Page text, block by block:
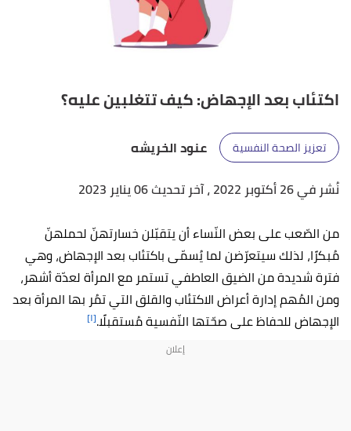
اكتئاب بعد الإجهاض: كيف تتغلبين عليه؟
تعزيز الصحة النفسية
عنود الخريشه
نُشر في 26 أكتوبر 2022
، آخر تحديث 06 يناير 2023
من الصّعب على بعض النّساء أن يتقبّلن خسارتهنّ لحملهنّ
مُبكرًا، لذلك سيتعرّضن لما يُسمّى باكتئاب بعد الإجهاض، وهي
فترة شديدة من الضيق العاطفي تستمر مع المرأة لعدّة أشهر،
ومن المُهم إدارة أعراض الاكتئاب والقلق التي تمُر بها المرأة بعد
الإجهاض للحفاظ على صحّتها النّفسية مُستقبلًا.[١]